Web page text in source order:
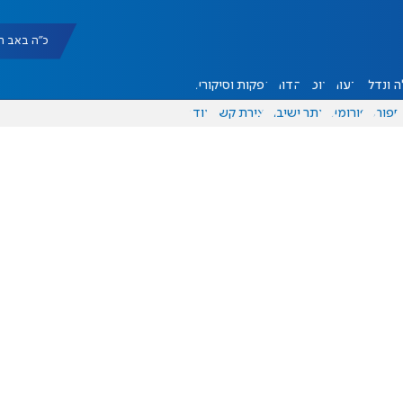
כ"ה באב תשפ"ו
ונדל"ן דעות אוכל יהדות הפקות וסיקורים
ספורט פורומים אתר ישיבה יצירת קשר עוד